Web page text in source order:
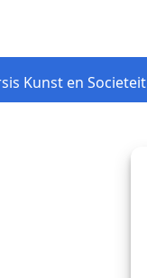
Kunst en Societeit